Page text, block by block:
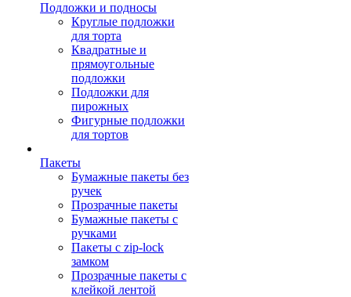
Подложки и подносы
Круглые подложки
для торта
Квадратные и
прямоугольные
подложки
Подложки для
пирожных
Фигурные подложки
для тортов
Пакеты
Бумажные пакеты без
ручек
Прозрачные пакеты
Бумажные пакеты с
ручками
Пакеты с zip-lock
замком
Прозрачные пакеты с
клейкой лентой